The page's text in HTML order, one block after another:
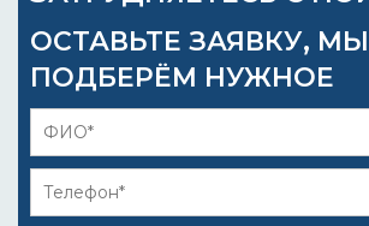
ОСТАВЬТЕ ЗАЯВКУ, МЫ
ПОДБЕРЁМ НУЖНОЕ